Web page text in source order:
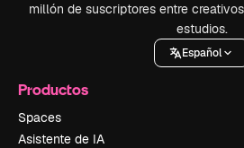
millón de suscriptores entre
estudios.
Español
Productos
Spaces
Asistente de IA